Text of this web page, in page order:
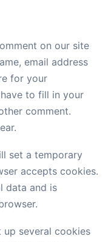
on our site
email address
for your
to fill in your
comment.
set a temporary
accepts cookies.
data and is
up several cookies